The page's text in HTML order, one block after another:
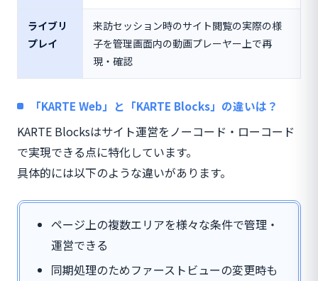
ライブリ
プレイ
来訪セッション時のサイト閲覧の実際の様
子を管理画面内の動画プレーヤー上で再
現・確認
「KARTE Web」と「KARTE Blocks」の違いは？
KARTE Blocksはサイト運営をノーコード・ローコード
で実現できる点に特化しています。
具体的には以下のような違いがあります。
ページ上の複数エリアを様々な条件で管理・
運営できる
同期処理のためファーストビューの変更時も